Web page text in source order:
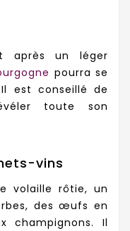
après un léger
pourra se
est conseillé de
toute son
vins
volaille rôtie, un
des œufs en
champignons. Il